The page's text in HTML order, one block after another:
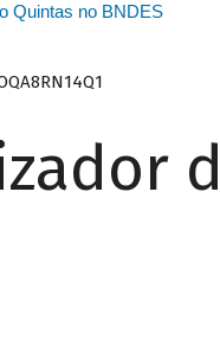
Quintas no BNDES